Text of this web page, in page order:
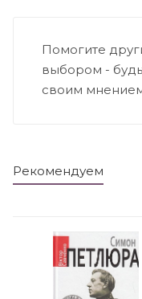
Помогите
выбором -
своим
Рекомендуем